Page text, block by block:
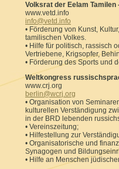
Volksrat der Eelam Tamilen
www.vetd.info
info@vetd.info
• Förderung von Kunst,
tamilischen Volkes.
• Hilfe für politisch, rassisch
Vertriebene, Krigsopfer,
• Förderung des Sports und
Weltkongress
www.crj.org
berlin@wcrj.org
• Organisation von
kulturellen Verständigung
in der BRD lebenden
• Vereinszeitung;
• Hilfestellung zur
• Organisatorische und
Synagogen und
• Hilfe an Menschen